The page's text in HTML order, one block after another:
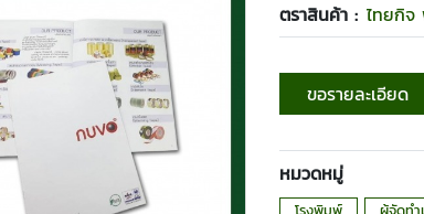
ตราสินค้า : ไทยกิ
ขอรายละเอียด
หมวดหมู่